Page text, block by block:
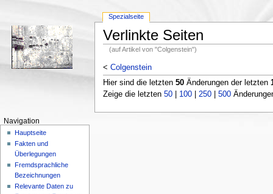
Verlinkte Seiten
(auf Artikel von "Colgenstein")
< Colgenstein
Hier sind die letzten 50Änderungen der letzten
Zeige die letzten 50| 100| 250| 500
Spezialseite
Navigation
Hauptseite
Fakten und
Überlegungen
Fremdsprachliche
Bezeichnungen
Relevante Daten zu